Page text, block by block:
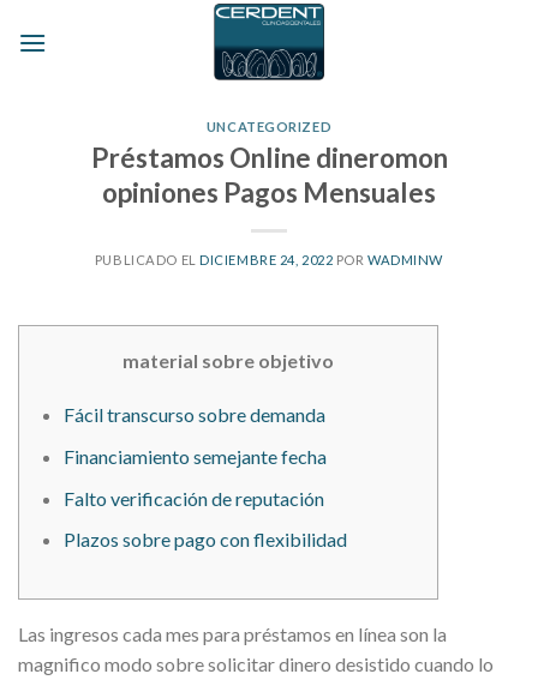
UNCATEGORIZED
Préstamos Online dineromon
opiniones Pagos Mensuales
PUBLICADO ELDICIEMBRE 24, 2022 PORWADMINW
material sobre objetivo
Fácil transcurso sobre demanda
Financiamiento semejante fecha
Falto verificación de reputación
Plazos sobre pago con flexibilidad
Las ingresos cada mes para préstamos en línea son la
magnifico modo sobre solicitar dinero desistido cuando lo